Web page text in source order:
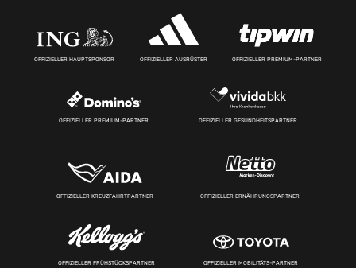
OFFIZIELLER HAUPTSPONSOR OFFIZIELLER AUSRÜSTER OFFIZIELLER PREMIUM-PARTNER
OFFIZIELLER PREMIUM-PARTNER OFFIZIELLER GESUNDHEITSPARTNER
OFFIZIELLER KREUZFAHRTPARTNER OFFIZIELLER ERNÄHRUNGSPARTNER
OFFIZIELLER FRÜHSTÜCKSPARTNER OFFIZIELLER MOBILITÄTS-PARTNER